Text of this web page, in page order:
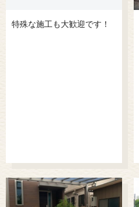
特殊な施工も大歓迎です！